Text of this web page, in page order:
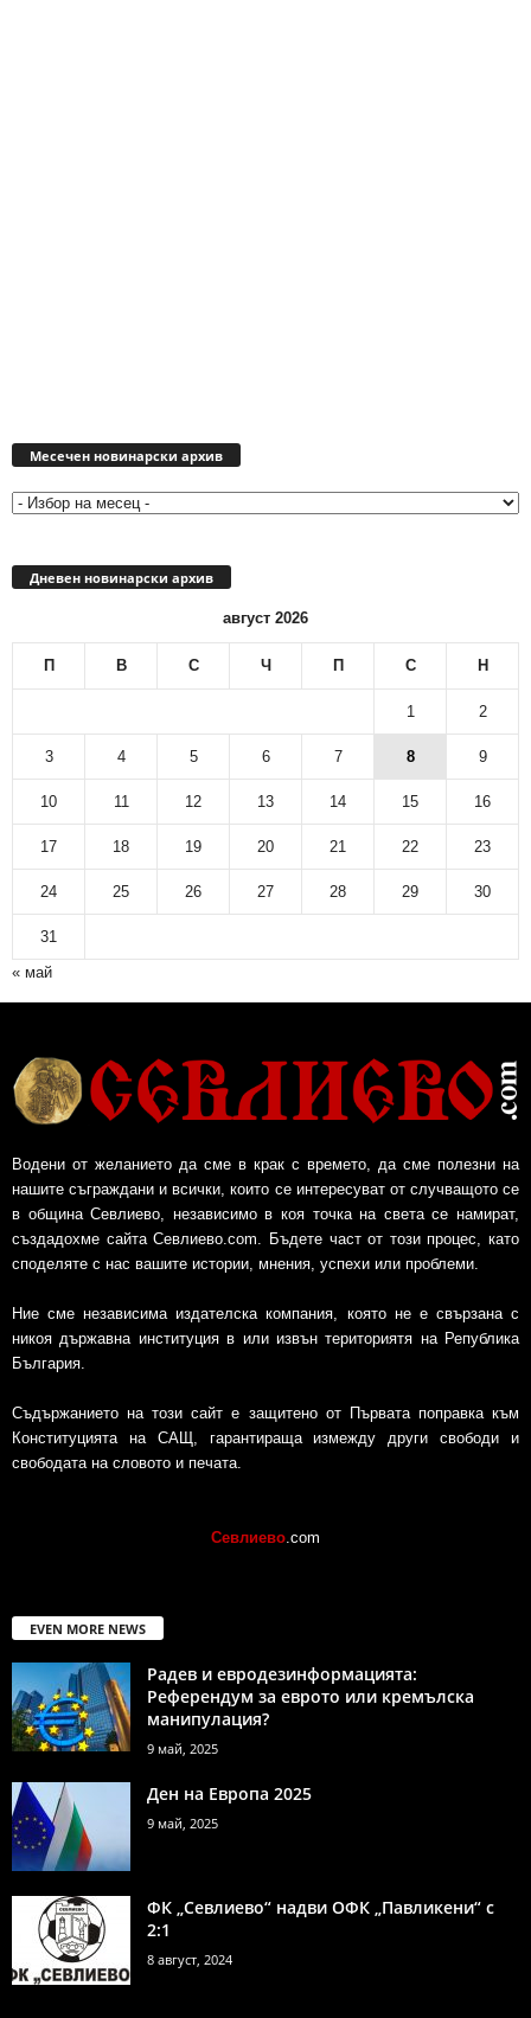
Месечен новинарски архив
Дневен новинарски архив
август 2026
П В С Ч П С Н
1 2
3 4 5 6 7 8 9
10 11 12 13 14 15 16
17 18 19 20 21 22 23
24 25 26 27 28 29 30
31
« май
Водени от желанието да сме в крак с времето, да сме полезни на
нашите съграждани и всички, които се интересуват от случващото се
в община Севлиево, независимо в коя точка на света се намират,
създадохме сайта Севлиево.com. Бъдете част от този процес, като
споделяте с нас вашите истории, мнения, успехи или проблеми.
Ние сме независима издателска компания, която не е свързана с
никоя държавна институция в или извън териториятя на Република
България.
Съдържанието на този сайт е защитено от Първата поправка към
Конституцията на САЩ, гарантираща измежду други свободи и
свободата на словото и печата.
Севлиево.com
EVEN MORE NEWS
Радев и евродезинформацията:
Референдум за еврото или кремълска
манипулация?
9 май, 2025
Ден на Европа 2025
9 май, 2025
ФК „Севлиево“ надви ОФК „Павликени“ с
2:1
8 август, 2024